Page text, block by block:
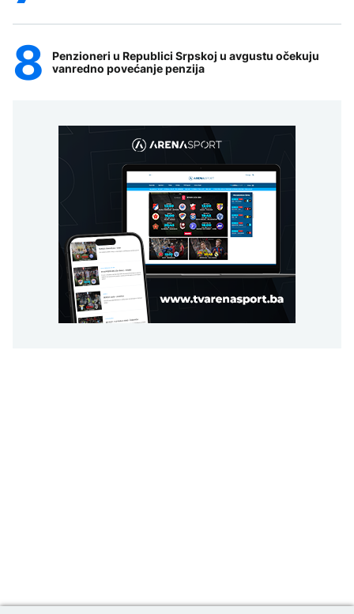
Penzioneri u Republici Srpskoj u avgustu očekuju
vanredno povećanje penzija